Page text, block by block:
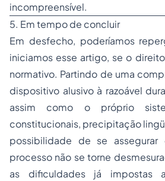
incompreensível.
5. Em tempo de concluir
Em desfecho, poderíamos
iniciamos esse artigo, se o
normativo. Partindo de uma
dispositivo alusivo à razoável
assim como o próprio
constitucionais, precipitação
possibilidade de se
processo não se torne
as dificuldades já impostas